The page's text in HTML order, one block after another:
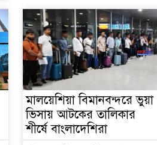
মালয়েশিয়া বিমানবন্দরে ভুয়া
ভিসায় আটকের তালিকার
শীর্ষে বাংলাদেশিরা